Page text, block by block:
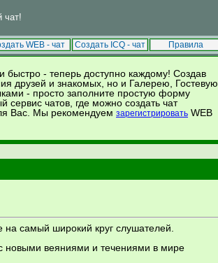
чат!
WEB - чат Создать ICQ - чат Правила
!
быстро - теперь доступно каждому! Создав
друзей и знакомых, но и Галерею, Гостевую
- просто заполните простую форму
сервис чатов, где можно создать чат
Вас. Мы рекомендуем зарегистрировать WEB
самый широкий круг слушателей.
новыми веяниями и течениями в мире